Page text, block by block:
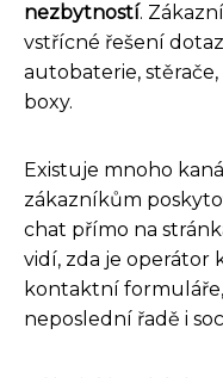
nezbytností.
vstřícné řešení
autobaterie,
boxy.
Existuje mnoho
zákazníkům
chat přímo na
vidí, zda je operátor
kontaktní
neposlední řadě i